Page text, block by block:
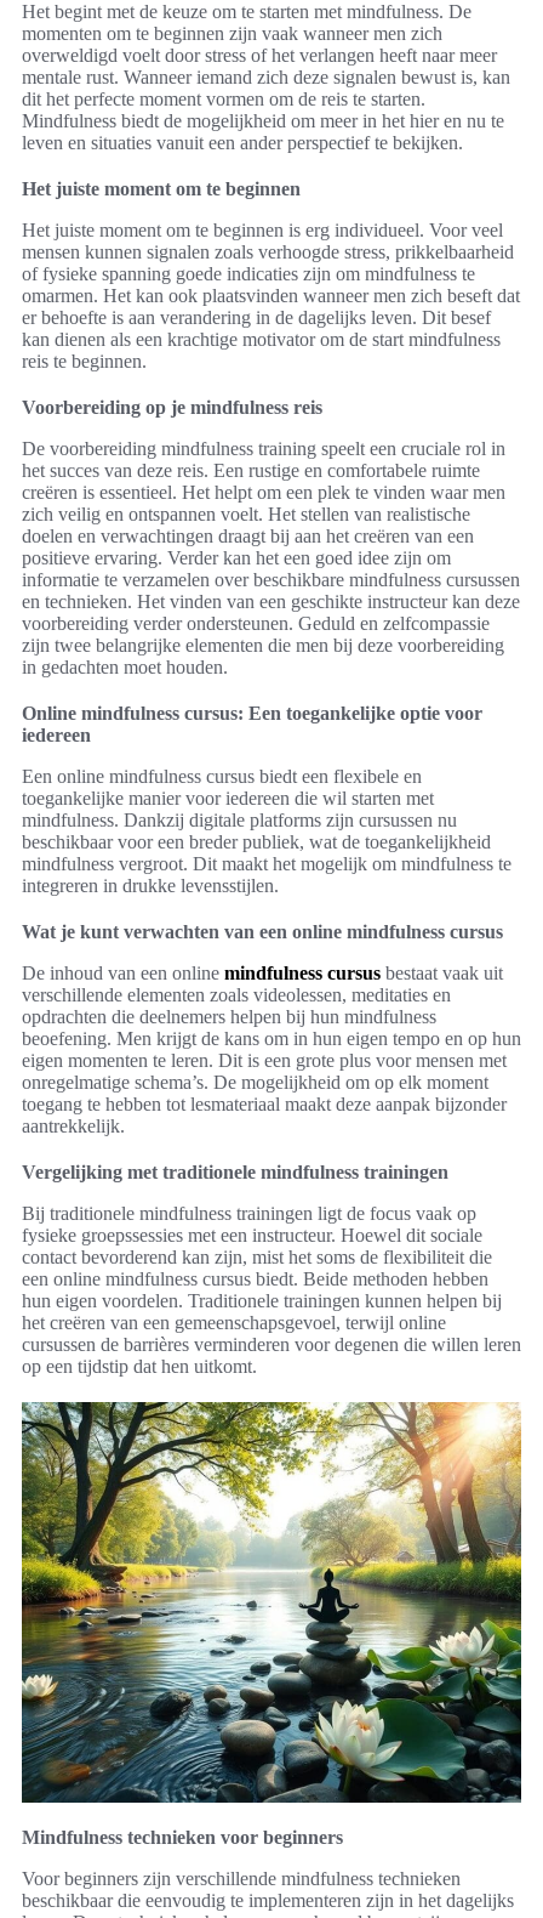
Het begint met de keuze om te starten met mindfulness. De
momenten om te beginnen zijn vaak wanneer men zich
overweldigd voelt door stress of het verlangen heeft naar meer
mentale rust. Wanneer iemand zich deze signalen bewust is, kan
dit het perfecte moment vormen om de reis te starten.
Mindfulness biedt de mogelijkheid om meer in het hier en nu te
leven en situaties vanuit een ander perspectief te bekijken.
Het juiste moment om te beginnen
Het juiste moment om te beginnen is erg individueel. Voor veel
mensen kunnen signalen zoals verhoogde stress, prikkelbaarheid
of fysieke spanning goede indicaties zijn om mindfulness te
omarmen. Het kan ook plaatsvinden wanneer men zich beseft dat
er behoefte is aan verandering in de dagelijks leven. Dit besef
kan dienen als een krachtige motivator om de start mindfulness
reis te beginnen.
Voorbereiding op je mindfulness reis
De voorbereiding mindfulness training speelt een cruciale rol in
het succes van deze reis. Een rustige en comfortabele ruimte
creëren is essentieel. Het helpt om een plek te vinden waar men
zich veilig en ontspannen voelt. Het stellen van realistische
doelen en verwachtingen draagt bij aan het creëren van een
positieve ervaring. Verder kan het een goed idee zijn om
informatie te verzamelen over beschikbare mindfulness cursussen
en technieken. Het vinden van een geschikte instructeur kan deze
voorbereiding verder ondersteunen. Geduld en zelfcompassie
zijn twee belangrijke elementen die men bij deze voorbereiding
in gedachten moet houden.
Online mindfulness cursus: Een toegankelijke optie voor
iedereen
Een online mindfulness cursus biedt een flexibele en
toegankelijke manier voor iedereen die wil starten met
mindfulness. Dankzij digitale platforms zijn cursussen nu
beschikbaar voor een breder publiek, wat de toegankelijkheid
mindfulness vergroot. Dit maakt het mogelijk om mindfulness te
integreren in drukke levensstijlen.
Wat je kunt verwachten van een online mindfulness cursus
De inhoud van een online mindfulness cursus bestaat vaak uit
verschillende elementen zoals videolessen, meditaties en
opdrachten die deelnemers helpen bij hun mindfulness
beoefening. Men krijgt de kans om in hun eigen tempo en op hun
eigen momenten te leren. Dit is een grote plus voor mensen met
onregelmatige schema’s. De mogelijkheid om op elk moment
toegang te hebben tot lesmateriaal maakt deze aanpak bijzonder
aantrekkelijk.
Vergelijking met traditionele mindfulness trainingen
Bij traditionele mindfulness trainingen ligt de focus vaak op
fysieke groepssessies met een instructeur. Hoewel dit sociale
contact bevorderend kan zijn, mist het soms de flexibiliteit die
een online mindfulness cursus biedt. Beide methoden hebben
hun eigen voordelen. Traditionele trainingen kunnen helpen bij
het creëren van een gemeenschapsgevoel, terwijl online
cursussen de barrières verminderen voor degenen die willen leren
op een tijdstip dat hen uitkomt.
Mindfulness technieken voor beginners
Voor beginners zijn verschillende mindfulness technieken
beschikbaar die eenvoudig te implementeren zijn in het dagelijks